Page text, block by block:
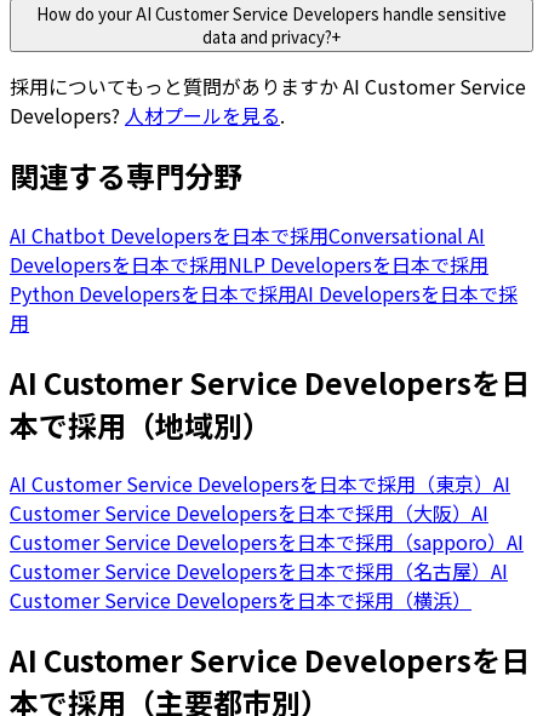
How do your AI Customer Service Developers handle sensitive
data and privacy?+
採用についてもっと質問がありますかAI Customer Service
Developers? 人材プールを見る.
関連する専門分野
AI Chatbot Developersを日本で採用Conversational AI
Developersを日本で採用NLP Developersを日本で採用
Python Developersを日本で採用AI Developersを日本で採
用
AI Customer Service Developersを日
本で採用（地域別）
AI Customer Service Developersを日本で採用（東京） AI
Customer Service Developersを日本で採用（大阪） AI
Customer Service Developersを日本で採用（sapporo） AI
Customer Service Developersを日本で採用（名古屋） AI
Customer Service Developersを日本で採用（横浜）
AI Customer Service Developersを日
本で採用（主要都市別）